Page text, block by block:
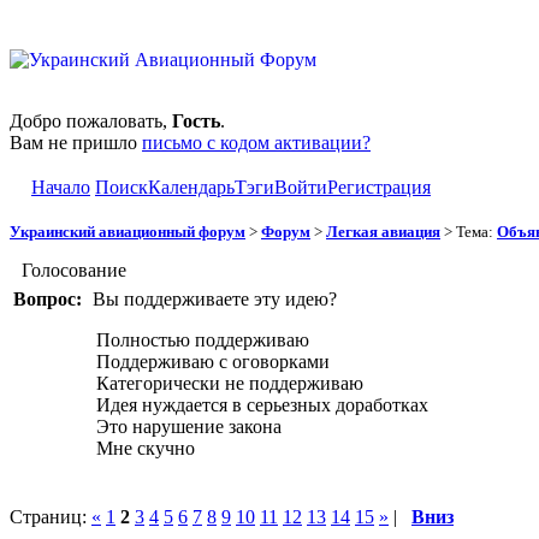
Добро пожаловать, Гость.
Вам не пришло письмо с кодом активации?
Начало ПоискКалендарьТэгиВойтиРегистрация
Украинский авиационный форум > Форум > Легкая авиация > Тема:
Голосование
Вопрос: Вы поддерживаете эту идею?
Полностью поддерживаю
Поддерживаю с оговорками
Категорически не поддерживаю
Идея нуждается в серьезных доработках
Это нарушение закона
Мне скучно
Страниц: « 1 2 3 4 5 6 7 8 9 10 11 12 13 14 15 » | Вниз